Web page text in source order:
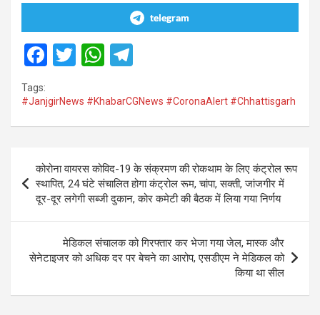
telegram
F
ce
b
o
k
T
tt
er
W
at
s
p
p
e
gr
m
Tags:
#JanjgirNews #KhabarCGNews #CoronaAlert #Chhattisgarh
Post
navigation
कोरोना वायरस कोविद-19 के संक्रमण की रोकथाम के लिए कंट्रोल रूप
स्थापित, 24 घंटे संचालित होगा कंट्रोल रूम, चांपा, सक्ती, जांजगीर में
दूर-दूर लगेगी सब्जी दुकान, कोर कमेटी की बैठक में लिया गया निर्णय
मेडिकल संचालक को गिरफ्तार कर भेजा गया जेल, मास्क और
सेनेटाइजर को अधिक दर पर बेचने का आरोप, एसडीएम ने मेडिकल को
किया था सील